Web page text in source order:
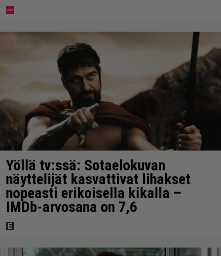
Yöllä tv:ssä: Sotaelokuvan
näyttelijät kasvattivat lihakset
nopeasti erikoisella kikalla –
IMDb-arvosana on 7,6